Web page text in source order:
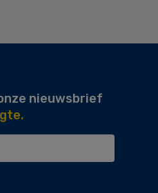
nieuwsbrief